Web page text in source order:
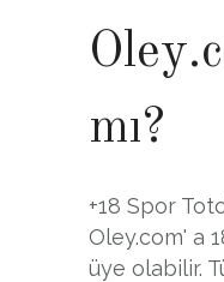
mı?
+18 Spor
Oley.com' a
üye olabilir.